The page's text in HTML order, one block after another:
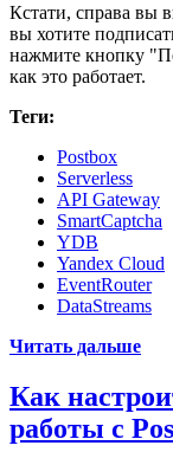
Кстати, справа вы
вы хотите
нажмите кнопку
как это работает.
Теги:
Postbox
Serverless
API Gateway
SmartCaptcha
YDB
Yandex Cloud
EventRouter
DataStreams
Читать дальше
Как
работы с